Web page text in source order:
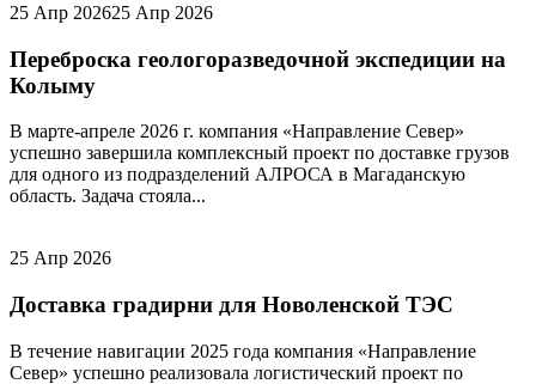
25 Апр 202625 Апр 2026
Переброска геологоразведочной экспедиции на
Колыму
В марте-апреле 2026 г. компания «Направление Север»
успешно завершила комплексный проект по доставке грузов
для одного из подразделений АЛРОСА в Магаданскую
область. Задача стояла...
25 Апр 2026
Доставка градирни для Новоленской ТЭС
В течение навигации 2025 года компания «Направление
Север» успешно реализовала логистический проект по